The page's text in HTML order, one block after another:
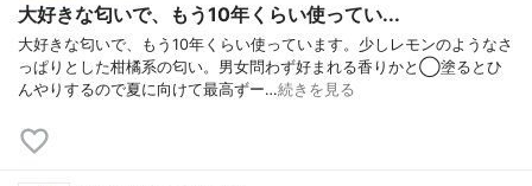
大好きな匂いで、もう10年くらい使ってい...
大好きな匂いで、もう10年くらい使っています。少しレモンのようなさ
っぱりとした柑橘系の匂い。男女問わず好まれる香りかと◯塗るとひ
んやりするので夏に向けて最高ずー…続きを見る